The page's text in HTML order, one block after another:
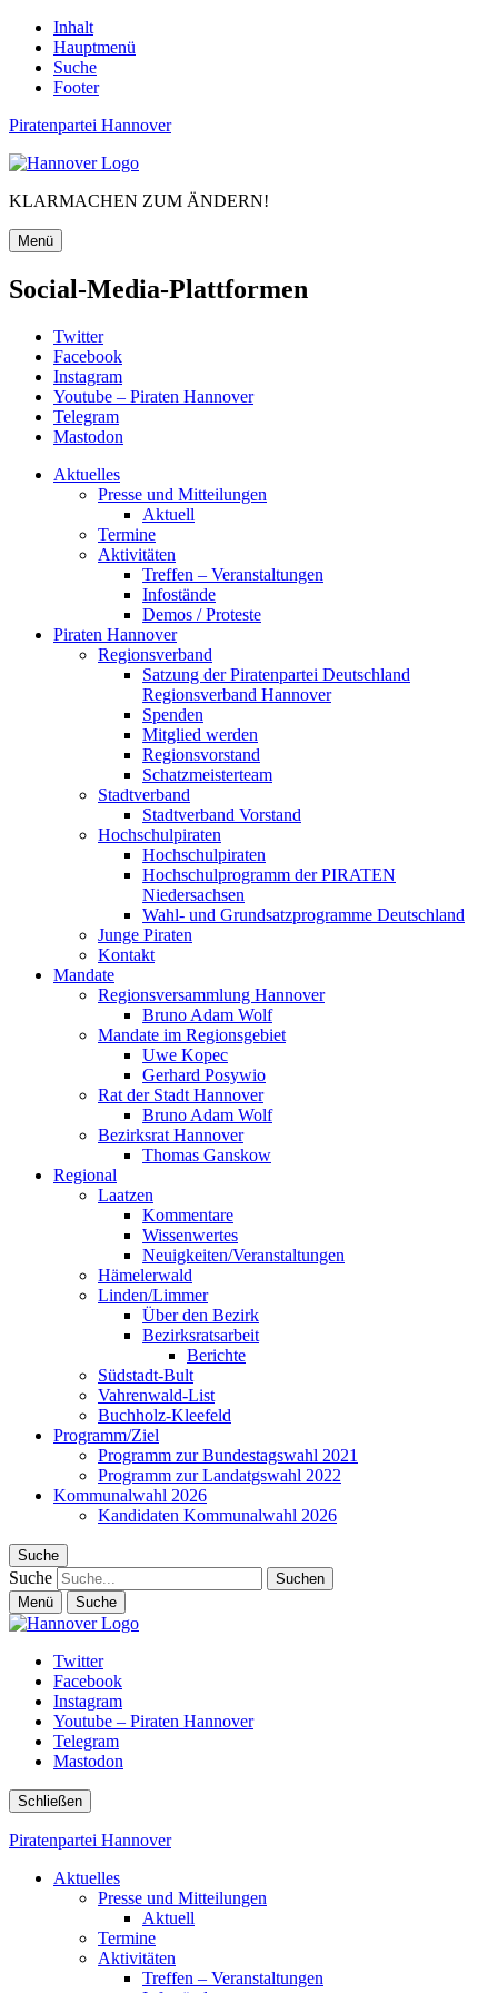
Inhalt
Hauptmenü
Suche
Footer
Piratenpartei Hannover
KLARMACHEN ZUM ÄNDERN!
Menü
Social-Media-Plattformen
Twitter
Facebook
Instagram
Youtube – Piraten Hannover
Telegram
Mastodon
Aktuelles
Presse und Mitteilungen
Aktuell
Termine
Aktivitäten
Treffen – Veranstaltungen
Infostände
Demos / Proteste
Piraten Hannover
Regionsverband
Satzung der Piratenpartei Deutschland
Regionsverband Hannover
Spenden
Mitglied werden
Regionsvorstand
Schatzmeisterteam
Stadtverband
Stadtverband Vorstand
Hochschulpiraten
Hochschulpiraten
Hochschulprogramm der PIRATEN
Niedersachsen
Wahl- und Grundsatzprogramme Deutschland
Junge Piraten
Kontakt
Mandate
Regionsversammlung Hannover
Bruno Adam Wolf
Mandate im Regionsgebiet
Uwe Kopec
Gerhard Posywio
Rat der Stadt Hannover
Bruno Adam Wolf
Bezirksrat Hannover
Thomas Ganskow
Regional
Laatzen
Kommentare
Wissenwertes
Neuigkeiten/Veranstaltungen
Hämelerwald
Linden/Limmer
Über den Bezirk
Bezirksratsarbeit
Berichte
Südstadt-Bult
Vahrenwald-List
Buchholz-Kleefeld
Programm/Ziel
Programm zur Bundestagswahl 2021
Programm zur Landatgswahl 2022
Kommunalwahl 2026
Kandidaten Kommunalwahl 2026
Suche
Suche
Menü Suche
Twitter
Facebook
Instagram
Youtube – Piraten Hannover
Telegram
Mastodon
Schließen
Piratenpartei Hannover
Aktuelles
Presse und Mitteilungen
Aktuell
Termine
Aktivitäten
Treffen – Veranstaltungen